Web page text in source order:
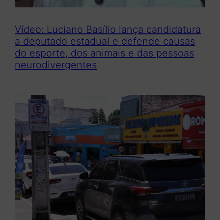
Vídeo: Luciano Basílio lança candidatura
a deputado estadual e defende causas
do esporte, dos animais e das pessoas
neurodivergentes